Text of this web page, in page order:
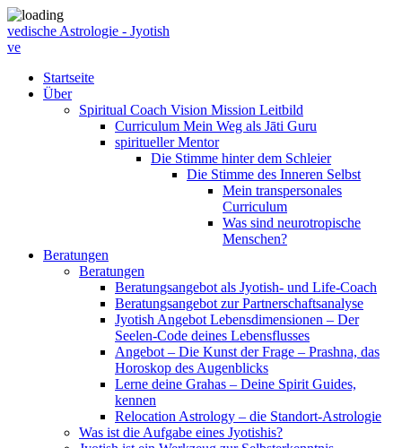
vedische Astrologie - Jyotish
ve
Startseite
Über
Spiritual Coach Vision Mission Leitbild
Curriculum Mein Weg als Jāti Guru
spiritueller Mentor
Die Stimme hinter dem Schleier
Die Stimme des Inneren Selbst
Mein transpersonales
Curriculum
Was sind neurotropische
Menschen?
Beratungen
Beratungen
Beratungsangebot als Jyotish- und Life-Coach
Beratungsangebot zur Partnerschaftsanalyse
Jyotish Angebot Lebensdimensionen – Der
Seelen-Code deines Lebensflusses
Angebot – Die Kunst der Frage – Prashna, das
Horoskop des Augenblicks
Lerne deine Grahas – Deine Spirit Guides,
kennen
Relocation Astrology – die Standort-Astrologie
Was ist die Aufgabe eines Jyotishis?